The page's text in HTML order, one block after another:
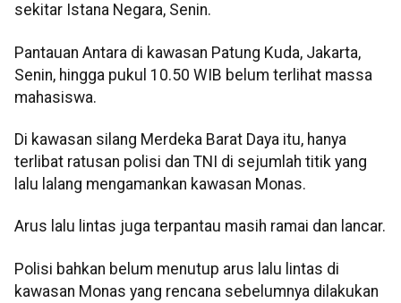
sekitar Istana Negara, Senin.
Pantauan Antara di kawasan Patung Kuda, Jakarta,
Senin, hingga pukul 10.50 WIB belum terlihat massa
mahasiswa.
Di kawasan silang Merdeka Barat Daya itu, hanya
terlibat ratusan polisi dan TNI di sejumlah titik yang
lalu lalang mengamankan kawasan Monas.
Arus lalu lintas juga terpantau masih ramai dan lancar.
Polisi bahkan belum menutup arus lalu lintas di
kawasan Monas yang rencana sebelumnya dilakukan